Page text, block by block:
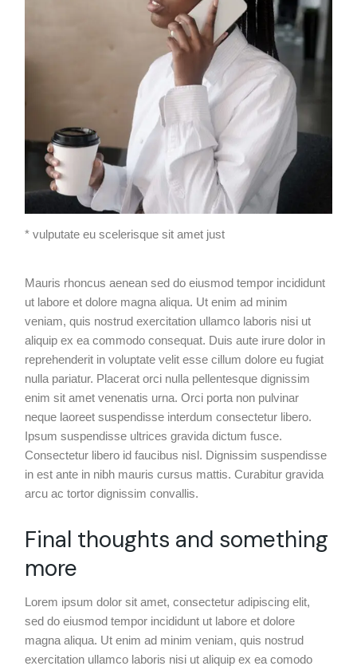
* vulputate eu scelerisque sit amet just
Mauris rhoncus aenean sed do eiusmod tempor incididunt
ut labore et dolore magna aliqua. Ut enim ad minim
veniam, quis nostrud exercitation ullamco laboris nisi ut
aliquip ex ea commodo consequat. Duis aute irure dolor in
reprehenderit in voluptate velit esse cillum dolore eu fugiat
nulla pariatur. Placerat orci nulla pellentesque dignissim
enim sit amet venenatis urna. Orci porta non pulvinar
neque laoreet suspendisse interdum consectetur libero.
Ipsum suspendisse ultrices gravida dictum fusce.
Consectetur libero id faucibus nisl. Dignissim suspendisse
in est ante in nibh mauris cursus mattis. Curabitur gravida
arcu ac tortor dignissim convallis.
Final thoughts and something
more
Lorem ipsum dolor sit amet, consectetur adipiscing elit,
sed do eiusmod tempor incididunt ut labore et dolore
magna aliqua. Ut enim ad minim veniam, quis nostrud
exercitation ullamco laboris nisi ut aliquip ex ea comodo